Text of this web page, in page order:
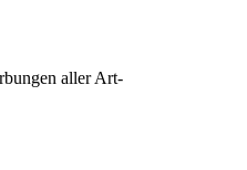
aller Art-